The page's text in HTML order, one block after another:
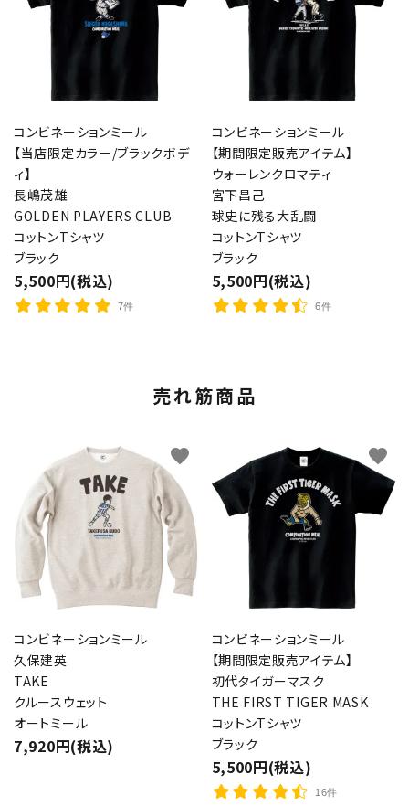
コンビネーションミール
【当店限定カラー/ブラックボデ
ィ】
長嶋茂雄
GOLDEN PLAYERS CLUB
コットンTシャツ
ブラック
5,500円(税込)
7件
コンビネーションミール
【期間限定販売アイテム】
ウォーレンクロマティ
宮下昌己
球史に残る大乱闘
コットンTシャツ
ブラック
5,500円(税込)
6件
売れ筋商品
コンビネーションミール
久保建英
TAKE
クルースウェット
オートミール
7,920円(税込)
favorite
コンビネーションミール
【期間限定販売アイテム】
初代タイガーマスク
THE FIRST TIGER MASK
コットンTシャツ
ブラック
5,500円(税込)
16件
favorite